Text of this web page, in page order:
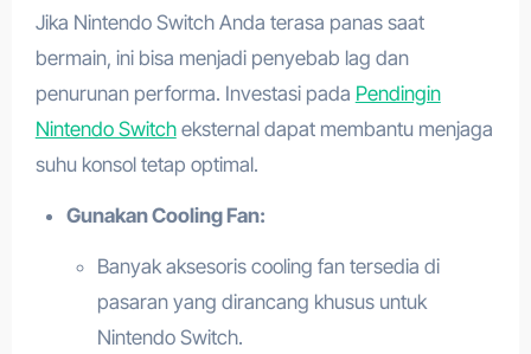
Jika Nintendo Switch Anda terasa panas saat
bermain, ini bisa menjadi penyebab lag dan
penurunan performa. Investasi pada Pendingin
Nintendo Switcheksternal dapat membantu menjaga
suhu konsol tetap optimal.
Gunakan Cooling Fan:
Banyak aksesoris cooling fan tersedia di
pasaran yang dirancang khusus untuk
Nintendo Switch.